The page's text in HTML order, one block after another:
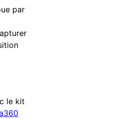
par
le kit